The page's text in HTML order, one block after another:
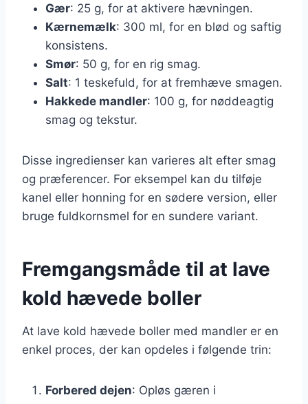
Gær: 25 g, for at aktivere hævningen.
Kærnemælk: 300 ml, for en blød og saftig
konsistens.
Smør: 50 g, for en rig smag.
Salt: 1 teskefuld, for at fremhæve smagen.
Hakkede mandler: 100 g, for nøddeagtig
smag og tekstur.
Disse ingredienser kan varieres alt efter smag
og præferencer. For eksempel kan du tilføje
kanel eller honning for en sødere version, eller
bruge fuldkornsmel for en sundere variant.
Fremgangsmåde til at lave
kold hævede boller
At lave kold hævede boller med mandler er en
enkel proces, der kan opdeles i følgende trin:
Forbered dejen: Opløs gæren i